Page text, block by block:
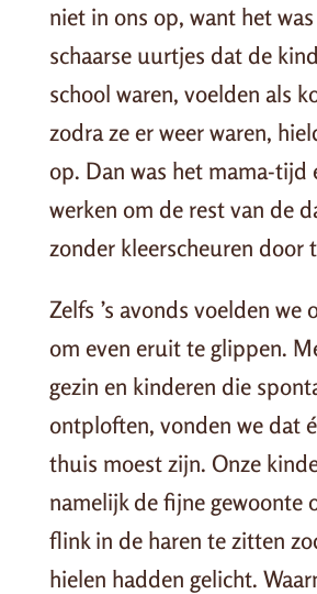
niet in ons op, want het
schaarse uurtjes dat de
school waren, voelden als
zodra ze er weer waren,
op. Dan was het mama-tijd
werken om de rest van de
zonder kleerscheuren door
Zelfs ’s avonds voelden we
om even eruit te glippen.
gezin en kinderen die
ontploften, vonden we dat
thuis moest zijn. Onze
namelijk de fijne gewoonte
flink in de haren te zitten
hielen hadden gelicht.